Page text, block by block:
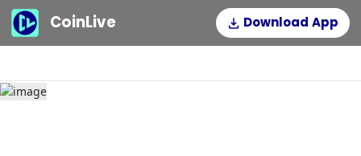
CoinLive Download App